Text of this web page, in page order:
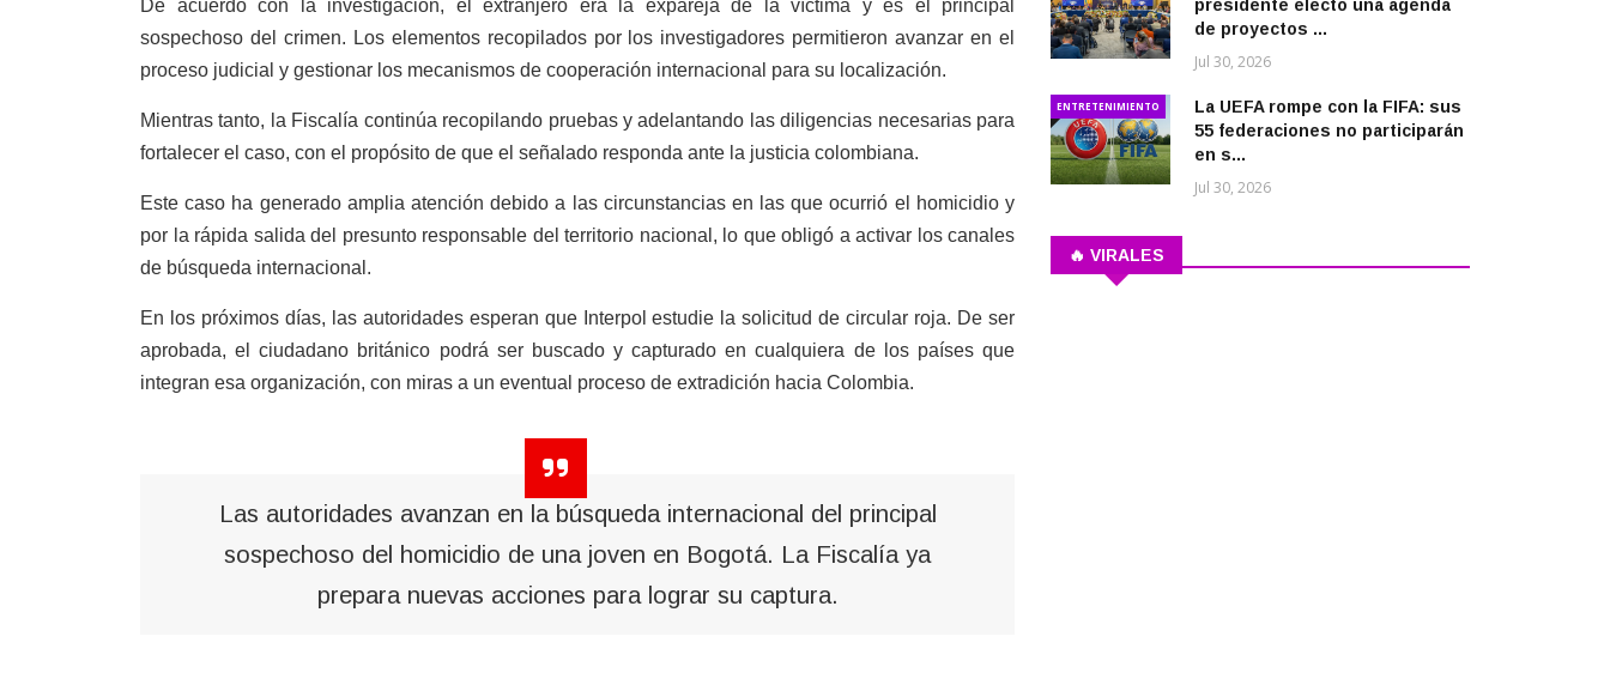
De acuerdo con la investigación, el extranjero era la expareja de la víctima y es el principal
sospechoso del crimen. Los elementos recopilados por los investigadores permitieron avanzar en el
proceso judicial y gestionar los mecanismos de cooperación internacional para su localización.
Mientras tanto, la Fiscalía continúa recopilando pruebas y adelantando las diligencias necesarias para
fortalecer el caso, con el propósito de que el señalado responda ante la justicia colombiana.
Este caso ha generado amplia atención debido a las circunstancias en las que ocurrió el homicidio y
por la rápida salida del presunto responsable del territorio nacional, lo que obligó a activar los canales
de búsqueda internacional.
En los próximos días, las autoridades esperan que Interpol estudie la solicitud de circular roja. De ser
aprobada, el ciudadano británico podrá ser buscado y capturado en cualquiera de los países que
integran esa organización, con miras a un eventual proceso de extradición hacia Colombia.
Las autoridades avanzan en la búsqueda internacional del principal
sospechoso del homicidio de una joven en Bogotá. La Fiscalía ya
prepara nuevas acciones para lograr su captura.
presidente electo una agenda
de proyectos ...
Jul 30, 2026
ENTRETENIMIENTO
La UEFA rompe con la FIFA: sus
55 federaciones no participarán
en s...
Jul 30, 2026
🔥 VIRALES